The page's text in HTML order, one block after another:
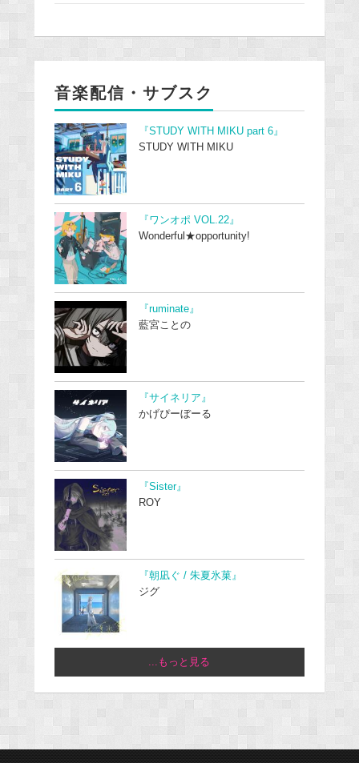
音楽配信・サブスク
『STUDY WITH MIKU part 6』
STUDY WITH MIKU
『ワンオポ VOL.22』
Wonderful★opportunity!
『ruminate』
藍宮ことの
『サイネリア』
かげぴーぼーる
『Sister』
ROY
『朝凪ぐ / 朱夏氷菓』
ジグ
...もっと見る